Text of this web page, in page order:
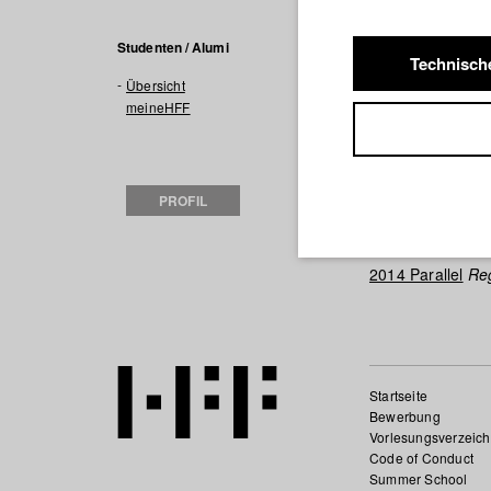
Studenten / Alumi
Übersicht
meineHFF
PROFIL
Filme in
2019 BleiRegie:
2017 HFF
2016 Invention
2014 Parallel
Startseite
Bewerbung
Code of Conduct
Summer School